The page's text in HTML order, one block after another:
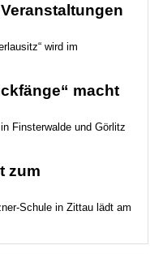
wird im
macht
Finsterwalde und Görlitz
zum
Schule in Zittau lädt am